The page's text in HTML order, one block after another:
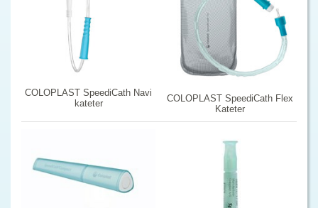
COLOPLAST SpeediCath Navi
kateter
COLOPLAST SpeediCath Flex
Kateter